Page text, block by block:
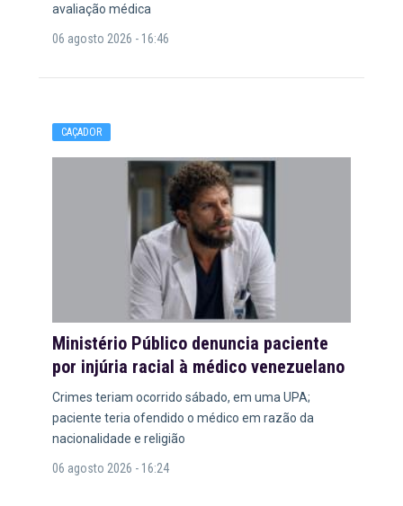
avaliação médica
06 agosto 2026 - 16:46
CAÇADOR
Ministério Público denuncia paciente
por injúria racial à médico venezuelano
Crimes teriam ocorrido sábado, em uma UPA;
paciente teria ofendido o médico em razão da
nacionalidade e religião
06 agosto 2026 - 16:24